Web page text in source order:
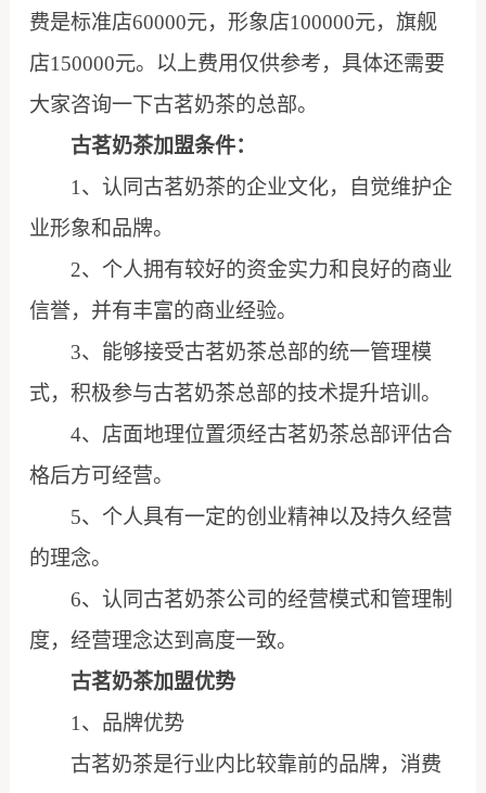
费是标准店60000元，形象店100000元，旗舰
店150000元。以上费用仅供参考，具体还需要
大家咨询一下古茗奶茶的总部。
古茗奶茶加盟条件：
1、认同古茗奶茶的企业文化，自觉维护企
业形象和品牌。
2、个人拥有较好的资金实力和良好的商业
信誉，并有丰富的商业经验。
3、能够接受古茗奶茶总部的统一管理模
式，积极参与古茗奶茶总部的技术提升培训。
4、店面地理位置须经古茗奶茶总部评估合
格后方可经营。
5、个人具有一定的创业精神以及持久经营
的理念。
6、认同古茗奶茶公司的经营模式和管理制
度，经营理念达到高度一致。
古茗奶茶加盟优势
1、品牌优势
古茗奶茶是行业内比较靠前的品牌，消费